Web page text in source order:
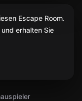
Escape Room.
erhalten Sie